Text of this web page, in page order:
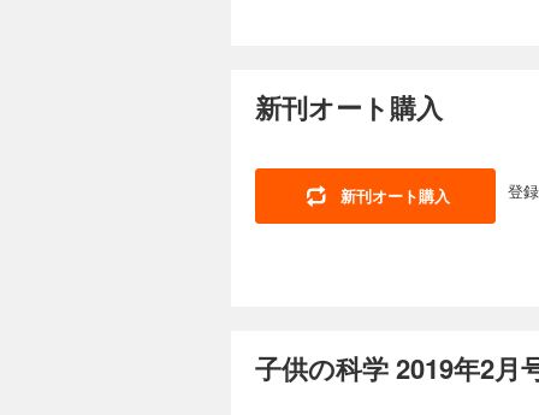
害時、君が犯罪に
でタイムスリップ!?
[別冊付録]最強の頭
見に行こう！ 南極
灯 おうちや教室ですぐできる！ トッポとチィのひまつぶし実験室 なぜ？
スト こんなの撮
ッチと動いて見え
害時に安全かどう
リーツアー8 台風の
たち。その正体は何
ともいわれるゾウの
しができません。 ※
非公開となる予定ですのでご了承ください。 目
ンタビュー まんが
る！ AkaDakoもの
を疑え！ ウソと科
子供の科学 2025
型紙は取り外しできません。 目次 まんが にゃんと！CSI 猫科学捜査班 コカ
のひみつ コマで究
新刊オート購入
新刊オート購入 登
子供の科学 2019年2月